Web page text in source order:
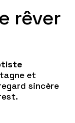
rêver
et
sincère